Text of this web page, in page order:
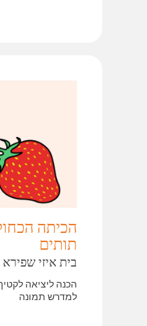
הכיתה
תותים
בית איזי שפירא
הכנה ליציאה
למדרש תמונה